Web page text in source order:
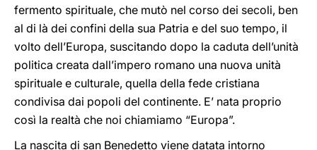
fermento spirituale, che mutò nel corso dei secoli, ben
al di là dei confini della sua Patria e del suo tempo, il
volto dell’Europa, suscitando dopo la caduta dell’unità
politica creata dall’impero romano una nuova unità
spirituale e culturale, quella della fede cristiana
condivisa dai popoli del continente. E’ nata proprio
così la realtà che noi chiamiamo “Europa”.
La nascita di san Benedetto viene datata intorno